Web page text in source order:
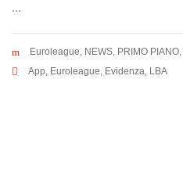
...
Euroleague, NEWS, PRIMO PIANO,
App, Euroleague, Evidenza, LBA